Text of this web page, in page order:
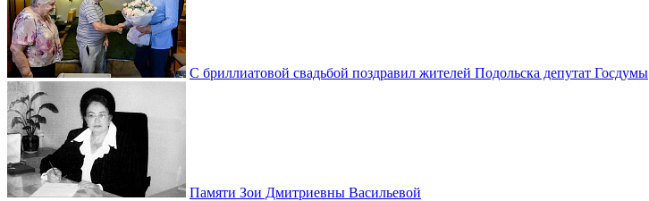
С бриллиатовой свадьбой поздравил жителей Подольска депутат Госдумы
Памяти Зои Дмитриевны Васильевой